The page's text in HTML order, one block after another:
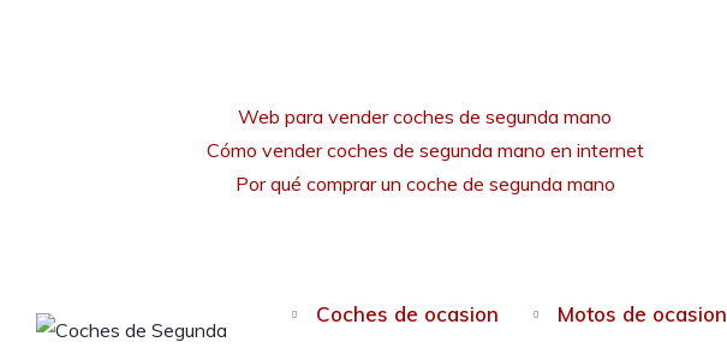
Web para vender coches de segunda mano
Cómo vender coches de segunda mano en internet
Por qué comprar un coche de segunda mano
Coches de ocasion Motos de ocasion